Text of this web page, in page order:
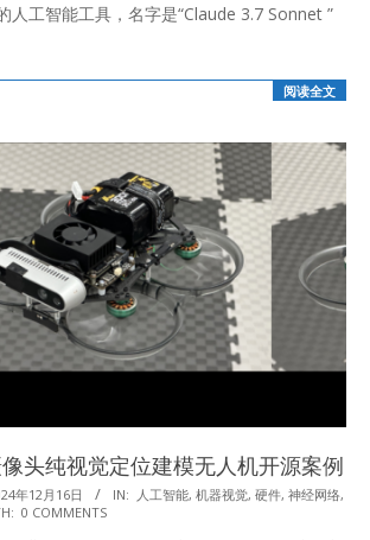
人工智能工具，名字是“Claude 3.7 Sonnet ”
阅读全文
头纯视觉定位建模无人机开源案例
年12月16日 IN: 人工智能, 机器视觉, 硬件, 神经网络,
0 COMMENTS